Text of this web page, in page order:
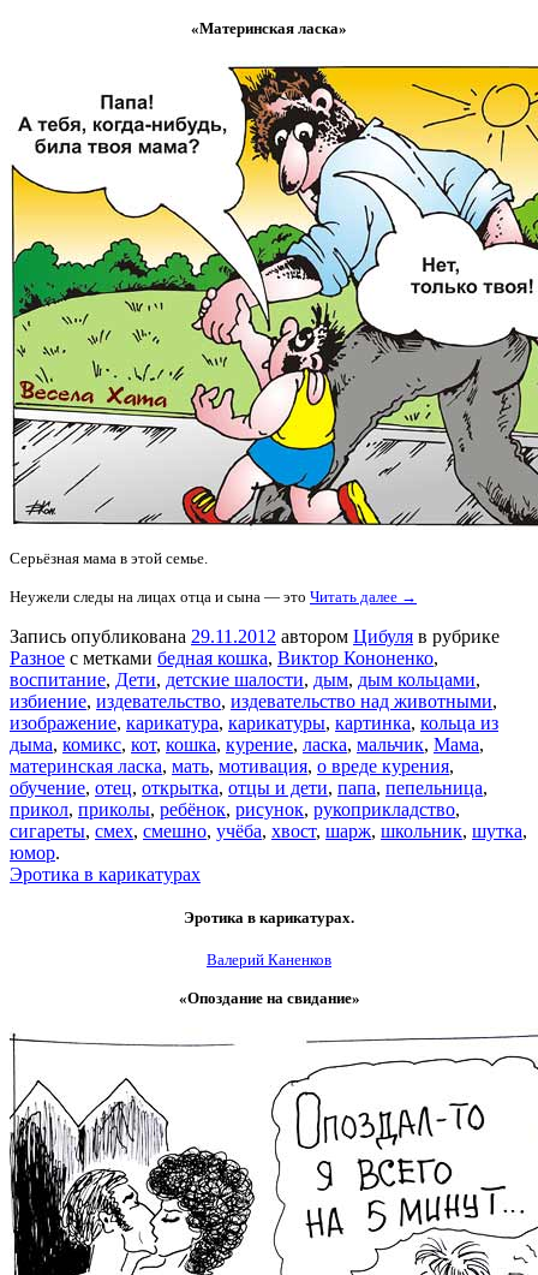
«Материнская ласка»
Серьёзная мама в этой семье.
Неужели следы на лицах отца и сына — это Читать далее →
Запись опубликована 29.11.2012 автором Цибуля в рубрике
Разное с метками бедная кошка, Виктор Кононенко,
воспитание, Дети, детские шалости, дым, дым кольцами,
избиение, издевательство, издевательство над животными,
изображение, карикатура, карикатуры, картинка, кольца из
дыма, комикс, кот, кошка, курение, ласка, мальчик, Мама,
материнская ласка, мать, мотивация, о вреде курения,
обучение, отец, открытка, отцы и дети, папа, пепельница,
прикол, приколы, ребёнок, рисунок, рукоприкладство,
сигареты, смех, смешно, учёба, хвост, шарж, школьник, шутка,
юмор.
Эротика в карикатурах
Эротика в карикатурах.
Валерий Каненков
«Опоздание на свидание»